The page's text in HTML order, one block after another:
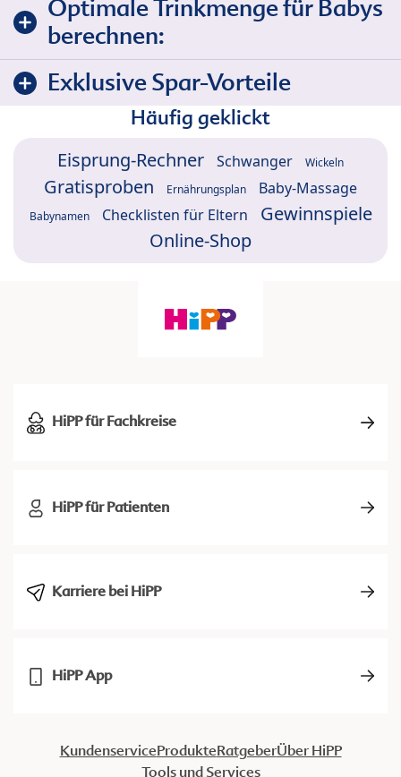
Optimale Trinkmenge für Babys
berechnen:
Exklusive Spar-Vorteile
Häufig geklickt
Eisprung-Rechner Schwanger Wickeln
Gratisproben Ernährungsplan Baby-Massage
Babynamen Checklisten für Eltern
Gewinnspiele
Online-Shop
HiPP für Fachkreise
HiPP für Patienten
Karriere bei HiPP
HiPP App
KundenserviceProdukteRatgeberÜber HiPP
Tools und Services